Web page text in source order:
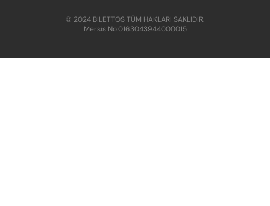
© 2024 BİLETTOS TÜM HAKLARI SAKLIDIR.
Mersis No:0163043944000015